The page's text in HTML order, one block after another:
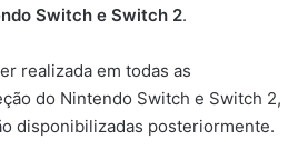
Switch e Switch 2.
realizada em todas as
do Nintendo Switch e Switch 2,
disponibilizadas posteriormente.